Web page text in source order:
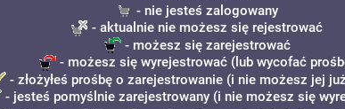
- nie jesteś zalogowany
- aktualnie nie możesz się rejestrować
- możesz się zarejestrować
- możesz się wyrejestrować (lub wycofać
- złożyłeś prośbę o zarejestrowanie (i nie możesz jej
- jesteś pomyślnie zarejestrowany (i nie możesz się